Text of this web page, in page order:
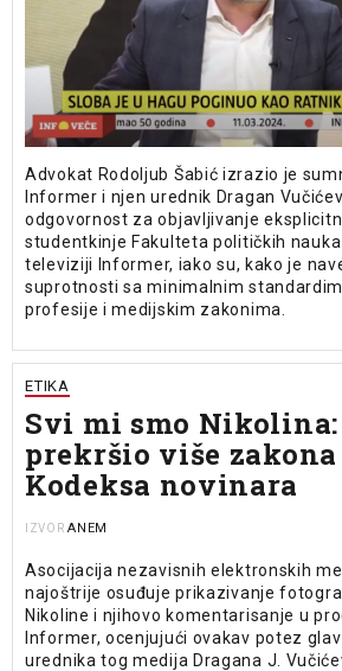
Advokat Rodoljub Šabić izrazio je
Informer i njen urednik Dragan
odgovornost za objavljivanje
studentkinje Fakulteta političkih
televiziji Informer, iako su, kako je
suprotnosti sa minimalnim
profesije i medijskim zakonima.
ETIKA
Svi mi smo
prekršio više
Kodeksa novinara
IZVOR ANEM
Asocijacija nezavisnih elektronskih
najoštrije osuđuje prikazivanje
Nikoline i njihovo komentarisanje u
Informer, ocenjujući ovakav potez
urednika tog medija Dragana J.